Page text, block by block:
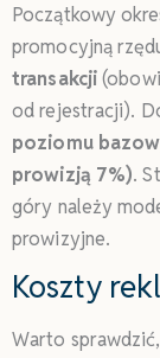
Początkowy
promocyjną
transakcji
od rejestracji).
poziomu
prowizją 7%).
góry należy
prowizyjne.
Koszty
Warto